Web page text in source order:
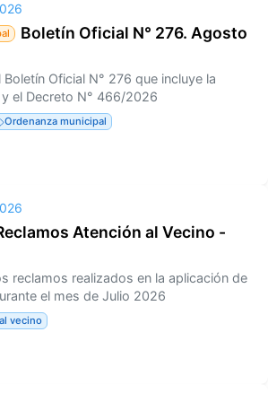
Boletín Oficial N° 276. Agosto
Oficial N° 276 que incluye la
el Decreto N° 466/2026
Ordenanza municipal
Atención al Vecino -
reclamos realizados en la aplicación de
el mes de Julio 2026
vecino